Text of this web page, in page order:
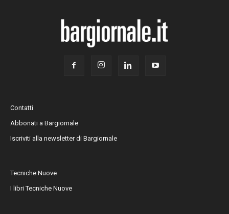
Contatti
Abbonati a Bargiornale
Iscriviti alla newsletter di Bargiornale
Tecniche Nuove
I libri Tecniche Nuove